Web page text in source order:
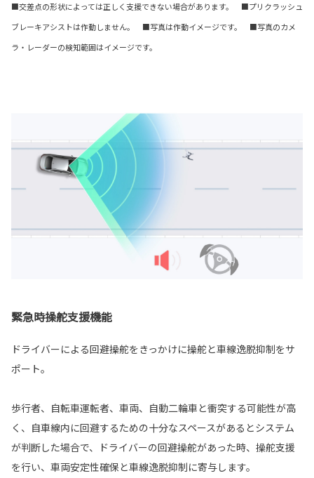
■交差点の形状によっては正しく支援できない場合があります。 ■プリクラッシュ
ブレーキアシストは作動しません。 ■写真は作動イメージです。 ■写真のカメ
ラ・レーダーの検知範囲はイメージです。
緊急時操舵支援機能
ドライバーによる回避操舵をきっかけに操舵と車線逸脱抑制をサ
ポート。
歩行者、自転車運転者、車両、自動二輪車と衝突する可能性が高
く、自車線内に回避するための十分なスペースがあるとシステム
が判断した場合で、ドライバーの回避操舵があった時、操舵支援
を行い、車両安定性確保と車線逸脱抑制に寄与します。